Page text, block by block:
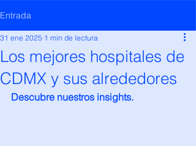
Entrada
Los mejores hospitales de
CDMX y sus alrededores
31 ene 2025 1 min de lectura
Descubre nuestros insights.